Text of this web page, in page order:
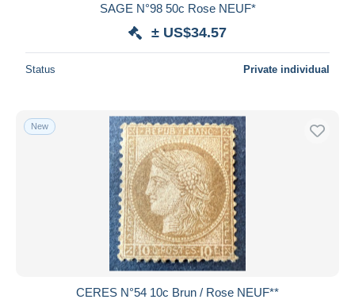
SAGE N°98 50c Rose NEUF*
± US$34.57
Status Private individual
New
CERES N°54 10c Brun / Rose NEUF**